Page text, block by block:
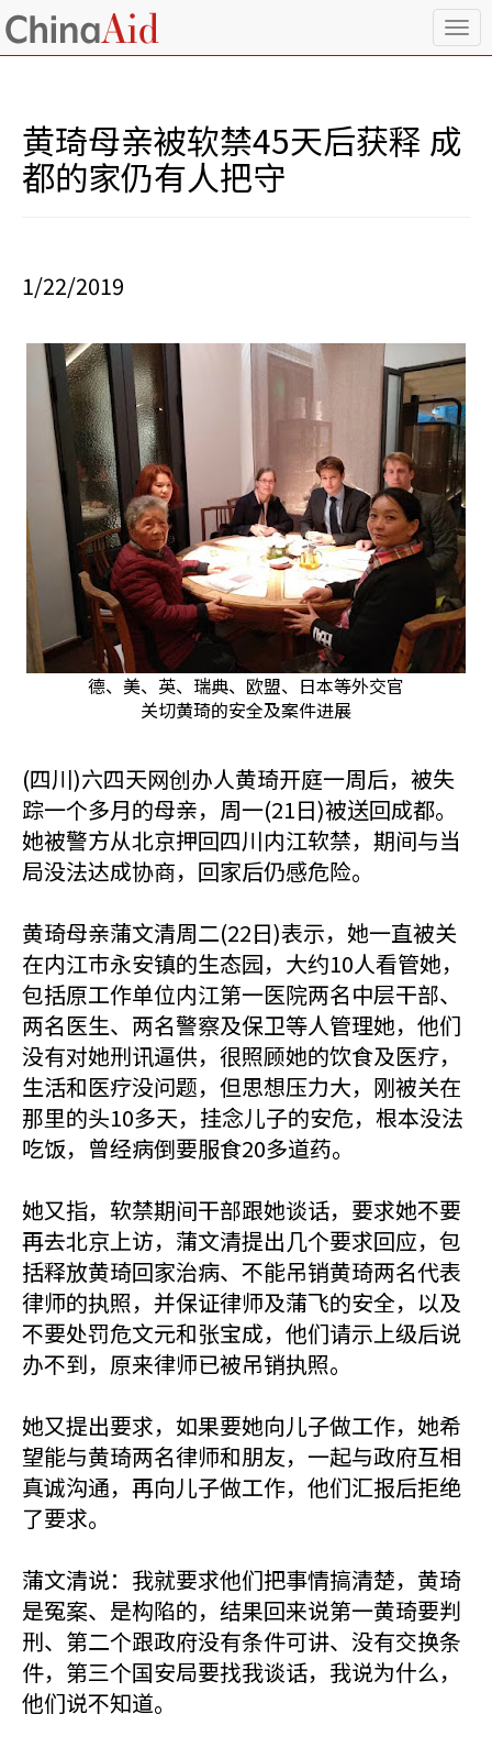
T
o
e
n
o
n
黄琦母亲被软禁45天后获释 成
都的家仍有人把守
1/22/2019
德、美、英、瑞典、欧盟、日本等外交官
关切黄琦的安全及案件进展
(四川)六四天网创办人黄琦开庭一周后，被失
踪一个多月的母亲，周一(21日)被送回成都。
她被警方从北京押回四川内江软禁，期间与当
局没法达成协商，回家后仍感危险。
黄琦母亲蒲文清周二(22日)表示，她一直被关
在内江巿永安镇的生态园，大约10人看管她，
包括原工作单位内江第一医院两名中层干部、
两名医生、两名警察及保卫等人管理她，他们
没有对她刑讯逼供，很照顾她的饮食及医疗，
生活和医疗没问题，但思想压力大，刚被关在
那里的头10多天，挂念儿子的安危，根本没法
吃饭，曾经病倒要服食20多道药。
她又指，软禁期间干部跟她谈话，要求她不要
再去北京上访，蒲文清提出几个要求回应，包
括释放黄琦回家治病、不能吊销黄琦两名代表
律师的执照，并保证律师及蒲飞的安全，以及
不要处罚危文元和张宝成，他们请示上级后说
办不到，原来律师已被吊销执照。
她又提出要求，如果要她向儿子做工作，她希
望能与黄琦两名律师和朋友，一起与政府互相
真诚沟通，再向儿子做工作，他们汇报后拒绝
了要求。
蒲文清说：我就要求他们把事情搞清楚，黄琦
是冤案、是构陷的，结果回来说第一黄琦要判
刑、第二个跟政府没有条件可讲、没有交换条
件，第三个国安局要找我谈话，我说为什么，
他们说不知道。